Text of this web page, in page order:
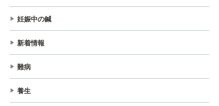
妊娠中の鍼
新着情報
難病
養生